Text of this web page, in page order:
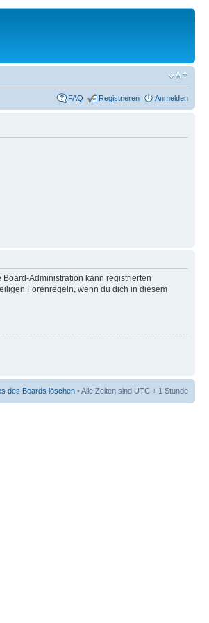
FAQ Registrieren Anmelden
Administration kann registrierten
Forenregeln, wenn du dich in diesem
des Boards löschen • Alle Zeiten sind UTC + 1 Stunde